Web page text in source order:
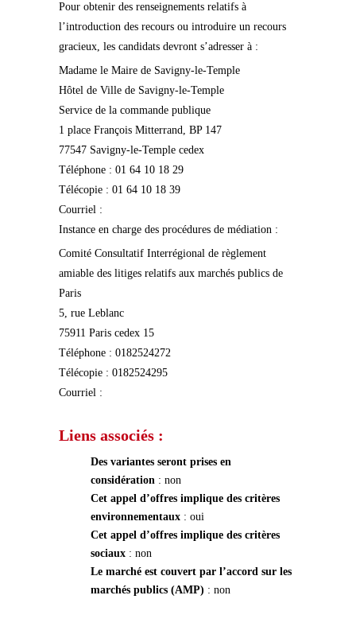
Pour obtenir des renseignements relatifs à
l’introduction des recours ou introduire un recours
gracieux, les candidats devront s’adresser à :
Madame le Maire de Savigny-le-Temple
Hôtel de Ville de Savigny-le-Temple
Service de la commande publique
1 place François Mitterrand, BP 147
77547 Savigny-le-Temple cedex
Téléphone : 01 64 10 18 29
Télécopie : 01 64 10 18 39
Courriel :
Instance en charge des procédures de médiation :
Comité Consultatif Interrégional de règlement
amiable des litiges relatifs aux marchés publics de
Paris
5, rue Leblanc
75911 Paris cedex 15
Téléphone : 0182524272
Télécopie : 0182524295
Courriel :
Liens associés :
Des variantes seront prises en
considération : non
Cet appel d’offres implique des critères
environnementaux : oui
Cet appel d’offres implique des critères
sociaux : non
Le marché est couvert par l’accord sur les
marchés publics (AMP) : non